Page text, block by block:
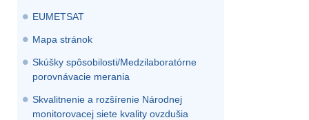
EUMETSAT
Mapa stránok
Skúšky spôsobilosti/Medzilaboratórne
porovnávacie merania
Skvalitnenie a rozšírenie Národnej
monitorovacej siete kvality ovzdušia